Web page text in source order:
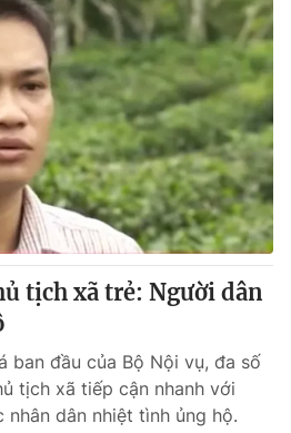
tịch xã trẻ: Người dân
ban đầu của Bộ Nội vụ, đa số
tịch xã tiếp cận nhanh với
dân nhiệt tình ủng hộ.